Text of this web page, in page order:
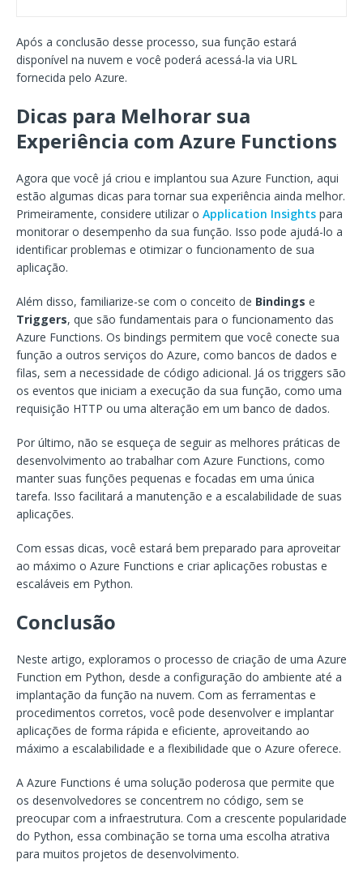
Após a conclusão desse processo, sua função estará
disponível na nuvem e você poderá acessá-la via URL
fornecida pelo Azure.
Dicas para Melhorar sua
Experiência com Azure Functions
Agora que você já criou e implantou sua Azure Function, aqui
estão algumas dicas para tornar sua experiência ainda melhor.
Primeiramente, considere utilizar o Application Insights para
monitorar o desempenho da sua função. Isso pode ajudá-lo a
identificar problemas e otimizar o funcionamento de sua
aplicação.
Além disso, familiarize-se com o conceito de Bindings e
Triggers, que são fundamentais para o funcionamento das
Azure Functions. Os bindings permitem que você conecte sua
função a outros serviços do Azure, como bancos de dados e
filas, sem a necessidade de código adicional. Já os triggers são
os eventos que iniciam a execução da sua função, como uma
requisição HTTP ou uma alteração em um banco de dados.
Por último, não se esqueça de seguir as melhores práticas de
desenvolvimento ao trabalhar com Azure Functions, como
manter suas funções pequenas e focadas em uma única
tarefa. Isso facilitará a manutenção e a escalabilidade de suas
aplicações.
Com essas dicas, você estará bem preparado para aproveitar
ao máximo o Azure Functions e criar aplicações robustas e
escaláveis em Python.
Conclusão
Neste artigo, exploramos o processo de criação de uma Azure
Function em Python, desde a configuração do ambiente até a
implantação da função na nuvem. Com as ferramentas e
procedimentos corretos, você pode desenvolver e implantar
aplicações de forma rápida e eficiente, aproveitando ao
máximo a escalabilidade e a flexibilidade que o Azure oferece.
A Azure Functions é uma solução poderosa que permite que
os desenvolvedores se concentrem no código, sem se
preocupar com a infraestrutura. Com a crescente popularidade
do Python, essa combinação se torna uma escolha atrativa
para muitos projetos de desenvolvimento.